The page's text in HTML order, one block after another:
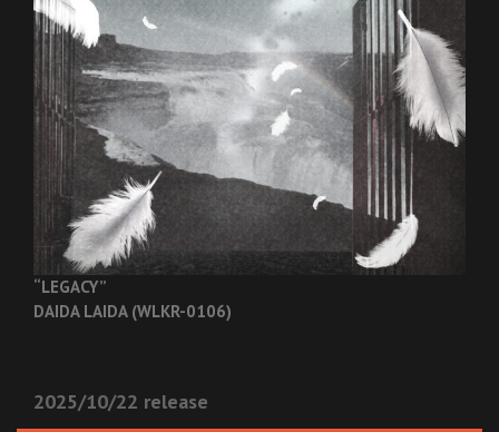
“LEGACY”
DAIDA LAIDA (WLKR-0106)
2025/10/22 release